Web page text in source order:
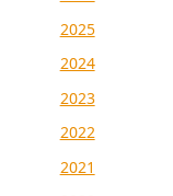
2025
2024
2023
2022
2021